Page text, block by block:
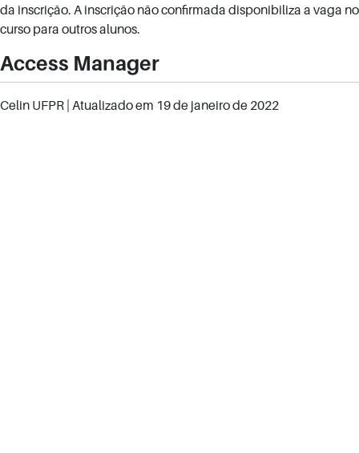
da inscrição. A inscrição não confirmada disponibiliza a vaga no
curso para outros alunos.
Access Manager
Celin UFPR | Atualizado em 19 de janeiro de 2022